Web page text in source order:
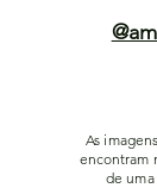
As
encontram
de